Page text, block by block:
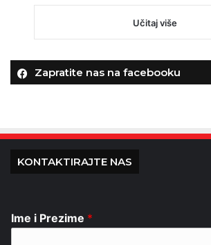
Učitaj više
Zapratite nas na facebooku
KONTAKTIRAJTE NAS
Ime i Prezime *